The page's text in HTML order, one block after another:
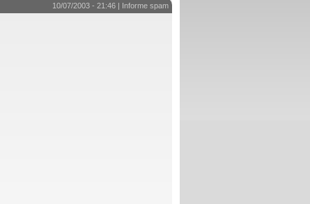
10/07/2003 - 21:46 | Informe spam